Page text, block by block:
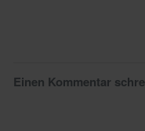
Einen Kommentar